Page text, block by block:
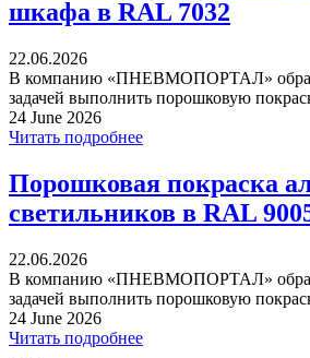
шкафа в RAL 7032
22.06.2026
В компанию «ПНЕВМОПОРТАЛ»
задачей выполнить порошковую
24 June 2026
Читать подробнее
Порошковая покраска
светильников в RAL
22.06.2026
В компанию «ПНЕВМОПОРТАЛ»
задачей выполнить порошковую
24 June 2026
Читать подробнее